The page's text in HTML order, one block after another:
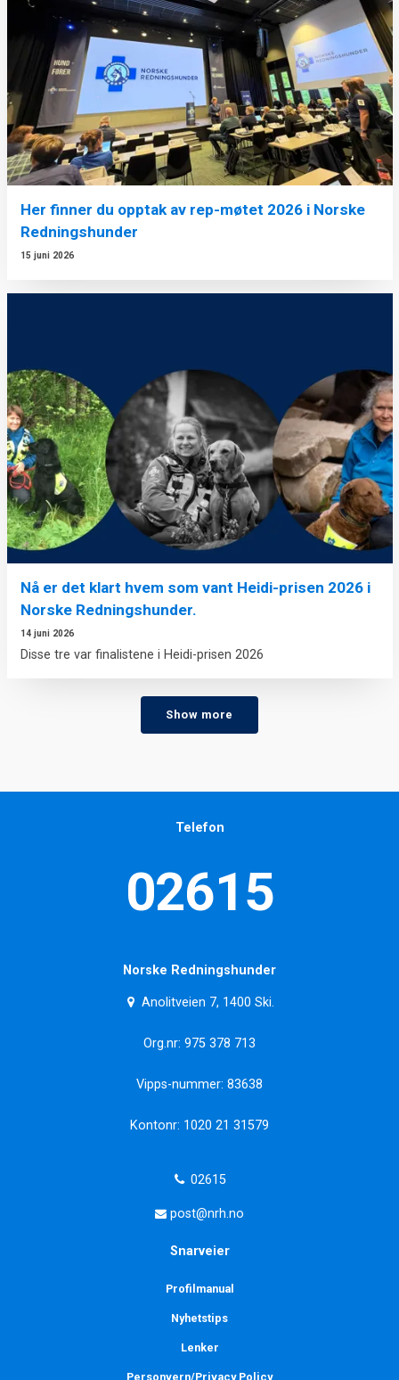
Her finner du opptak av rep-møtet 2026 i Norske
Redningshunder
15 juni 2026
Nå er det klart hvem som vant Heidi-prisen 2026 i
Norske Redningshunder.
14 juni 2026
Disse tre var finalistene i Heidi-prisen 2026
Show more
Telefon
02615
Norske Redningshunder
Anolitveien 7, 1400 Ski.
Org.nr: 975 378 713
Vipps-nummer: 83638
Kontonr: 1020 21 31579
02615
post@nrh.no
Snarveier
Profilmanual
Nyhetstips
Lenker
Personvern/Privacy Policy